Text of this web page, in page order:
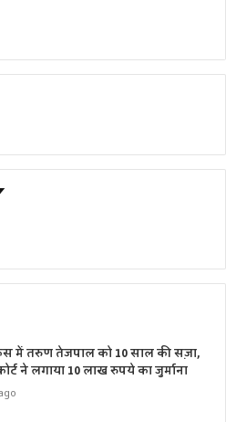
में तरुण तेजपाल को 10 साल की सज़ा,
ने लगाया 10 लाख रुपये का जुर्माना